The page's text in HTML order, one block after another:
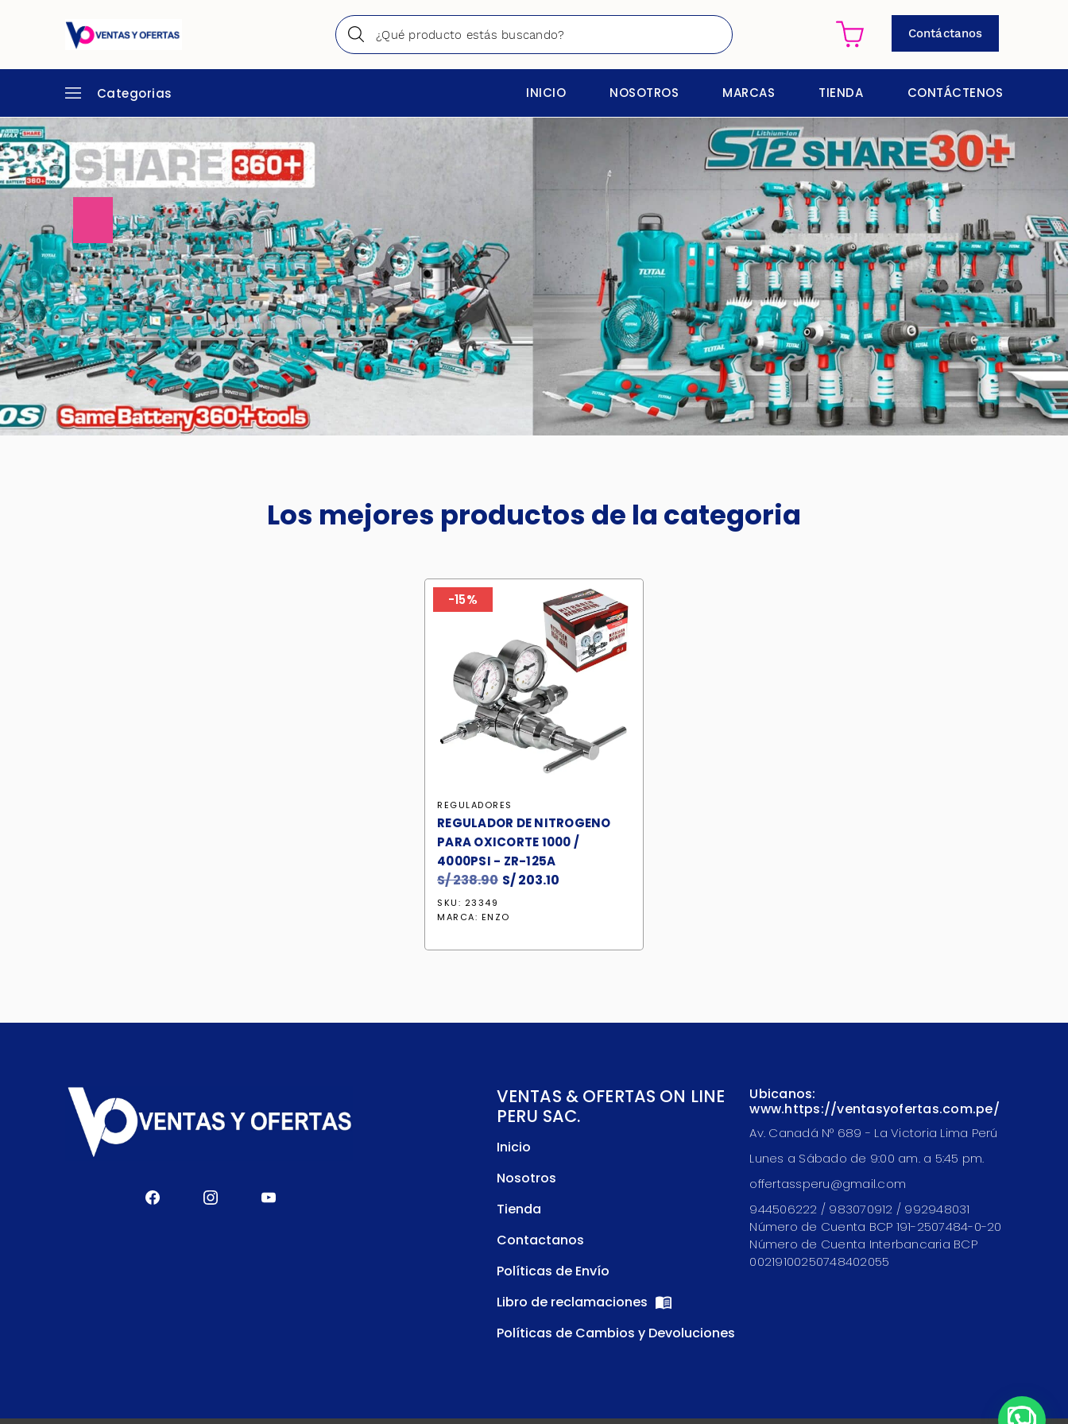
Contáctanos
Categorias INICIO NOSOTROS MARCAS TIENDA CONTÁCTENOS
Los mejores productos de la categoria
-15%
REGULADORES
REGULADOR DE NITROGENO
PARA OXICORTE 1000 /
4000PSI - ZR-125A
S/238.90 El
original
S/ 238.90.
S/203.10
S/ 203.10.
SKU: 23349
MARCA: ENZO
VENTAS & OFERTAS ON LINE
PERU SAC.
Inicio
Nosotros
Tienda
Contactanos
Políticas de Envío
Libro de reclamaciones
Políticas de Cambios y Devoluciones
Ubicanos:
www.https://ventasyofertas.com.pe/
Av. Canadá N° 689 - La Victoria Lima Perú
Lunes a Sábado de 9:00 am. a 5:45 pm.
offertassperu@gmail.com
944506222 / 983070912 / 992948031
Número de Cuenta BCP 191-2507484-0-20
Número de Cuenta Interbancaria BCP
00219100250748402055